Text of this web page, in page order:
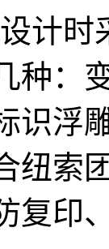
设计
种：
识浮
纽索
复印